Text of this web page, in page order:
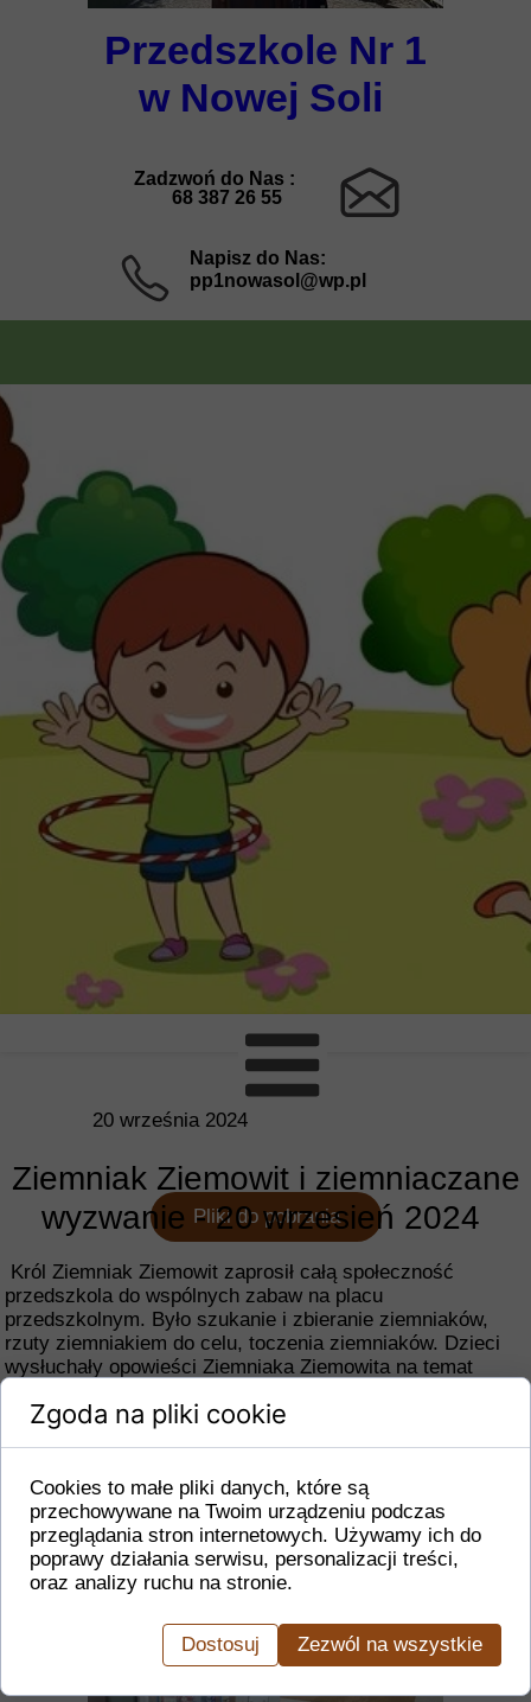
20 września 2024
Ziemniak Ziemowit i ziemniaczane
wyzwanie - 20 wrzesień 2024
Król Ziemniak Ziemowit zaprosił całą społeczność
przedszkola do wspólnych zabaw na placu
przedszkolnym. Było szukanie i zbieranie ziemniaków,
rzuty ziemniakiem do celu, toczenia ziemniaków. Dzieci
wysłuchały opowieści Ziemniaka Ziemowita na temat
placu zakończyła się wspólnym posiłkiem - jedzenie
prace plastyczne.
Pliki do pobrania
Napisz do Nas:
pp1nowasol@wp.pl
Zadzwoń do Nas :
68 387 26 55
Przedszkole Nr 1
w Nowej Soli
Zgoda na pliki cookie
Cookies to małe pliki danych, które są
przechowywane na Twoim urządzeniu podczas
przeglądania stron internetowych. Używamy ich do
poprawy działania serwisu, personalizacji treści,
oraz analizy ruchu na stronie.
Dostosuj Zezwól na wszystkie